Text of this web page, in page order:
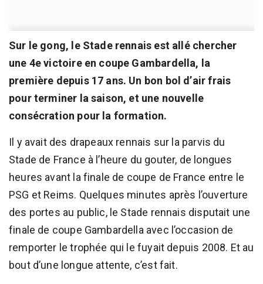
Sur le gong, le Stade rennais est allé chercher
une 4e victoire en coupe Gambardella, la
première depuis 17 ans. Un bon bol d’air frais
pour terminer la saison, et une nouvelle
consécration pour la formation.
Il y avait des drapeaux rennais sur la parvis du
Stade de France à l’heure du gouter, de longues
heures avant la finale de coupe de France entre le
PSG et Reims. Quelques minutes après l’ouverture
des portes au public, le Stade rennais disputait une
finale de coupe Gambardella avec l’occasion de
remporter le trophée qui le fuyait depuis 2008. Et au
bout d’une longue attente, c’est fait.